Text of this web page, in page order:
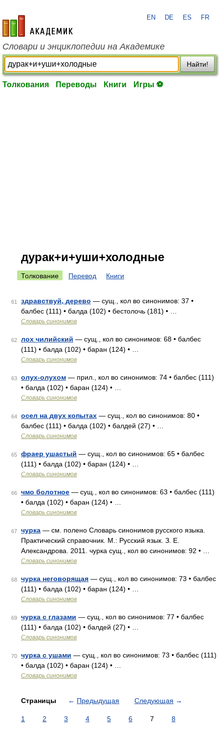
academic.ru
EN DE ES FR
Словари и энциклопедии на Академике
Найти!
Толкования Переводы Книги Игры ⚽
дурак+и+уши+холодные
Толкование Перевод Книги
61 здравствуй, дерево — сущ., кол во синонимов: 37 •
балбес (111) • балда (102) • бестолочь (181) • …
Словарь синонимов
62 лох чилийский — сущ., кол во синонимов: 68 • балбес
(111) • балда (102) • баран (124) • …
Словарь синонимов
63 олух-олухом — прил., кол во синонимов: 74 • балбес (111)
• балда (102) • баран (124) • …
Словарь синонимов
64 осел на двух копытах — сущ., кол во синонимов: 80 •
балбес (111) • балда (102) • балдей (27) • …
Словарь синонимов
65 фраер ушастый — сущ., кол во синонимов: 65 • балбес
(111) • балда (102) • баран (124) • …
Словарь синонимов
66 чмо болотное — сущ., кол во синонимов: 63 • балбес (111)
• балда (102) • баран (124) • …
Словарь синонимов
67 чурка — см. полено Словарь синонимов русского языка.
Практический справочник. М.: Русский язык. З. Е.
Александрова. 2011. чурка сущ., кол во синонимов: 92 • …
Словарь синонимов
68 чурка неговорящая — сущ., кол во синонимов: 73 • балбес
(111) • балда (102) • баран (124) • …
Словарь синонимов
69 чурка с глазами — сущ., кол во синонимов: 77 • балбес
(111) • балда (102) • балдей (27) • …
Словарь синонимов
70 чурка с ушами — сущ., кол во синонимов: 73 • балбес (111)
• балда (102) • баран (124) • …
Словарь синонимов
Страницы ← Предыдущая Следующая →
1 2 3 4 5 6 7 8